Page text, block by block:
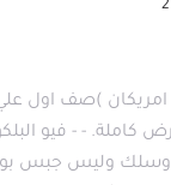
،2حمام،ريسبشن 3 قطع و مطبخ
كاملة. - - فيو